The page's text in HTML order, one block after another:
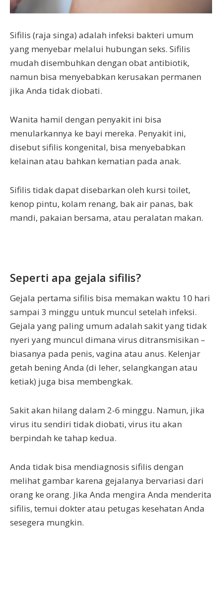
Sifilis (raja singa) adalah infeksi bakteri umum
yang menyebar melalui hubungan seks. Sifilis
mudah disembuhkan dengan obat antibiotik,
namun bisa menyebabkan kerusakan permanen
jika Anda tidak diobati.
Wanita hamil dengan penyakit ini bisa
menularkannya ke bayi mereka. Penyakit ini,
disebut sifilis kongenital, bisa menyebabkan
kelainan atau bahkan kematian pada anak.
Sifilis tidak dapat disebarkan oleh kursi toilet,
kenop pintu, kolam renang, bak air panas, bak
mandi, pakaian bersama, atau peralatan makan.
Seperti apa gejala sifilis?
Gejala pertama sifilis bisa memakan waktu 10 hari
sampai 3 minggu untuk muncul setelah infeksi.
Gejala yang paling umum adalah sakit yang tidak
nyeri yang muncul dimana virus ditransmisikan –
biasanya pada penis, vagina atau anus. Kelenjar
getah bening Anda (di leher, selangkangan atau
ketiak) juga bisa membengkak.
Sakit akan hilang dalam 2-6 minggu. Namun, jika
virus itu sendiri tidak diobati, virus itu akan
berpindah ke tahap kedua.
Anda tidak bisa mendiagnosis sifilis dengan
melihat gambar karena gejalanya bervariasi dari
orang ke orang. Jika Anda mengira Anda menderita
sifilis, temui dokter atau petugas kesehatan Anda
sesegera mungkin.